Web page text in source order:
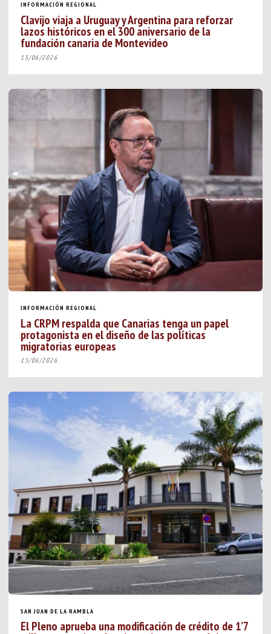
INFORMACIÓN REGIONAL
Clavijo viaja a Uruguay y Argentina para reforzar
lazos históricos en el 300 aniversario de la
fundación canaria de Montevideo
15/06/2026
INFORMACIÓN REGIONAL
La CRPM respalda que Canarias tenga un papel
protagonista en el diseño de las políticas
migratorias europeas
15/06/2026
SAN JUAN DE LA RAMBLA
El Pleno aprueba una modificación de crédito de 1’7